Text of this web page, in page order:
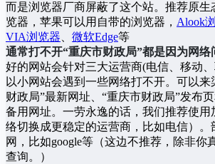
而是浏览器厂商屏蔽了这个站。推荐原生
览器，苹果可以用自带的浏览器， Alook
VIA浏览器
微软Edge等
通常打不开“重庆市财政局”都是因为网络
好的网站会针对三大运营商(电信、移动
以小网站会遇到一些网络打不开。可以来
财政局”最新网址、“重庆市财政局”发布
备用网址。一劳永逸的话，我们推荐使用
络切换成更稳定的运营商，比如电信）。
网，比如google等（这边不推荐，除非你
查询。）